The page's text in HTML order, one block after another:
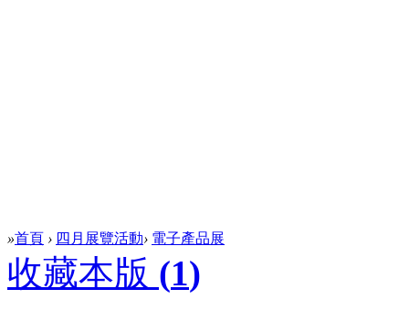
»首頁 › 四月展覽活動› 電子產品展
收藏本版 (1)